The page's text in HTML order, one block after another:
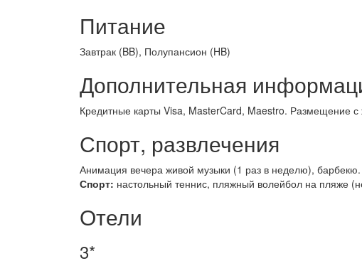
Питание
Завтрак (BB), Полупансион (HB)
Дополнительная
Кредитные карты Visa, MasterCard, Maestro. Размещение
Спорт, развлечения
Анимация вечера живой музыки (1 раз в неделю), барбекю.
Спорт: настольный теннис, пляжный волейбол на пляже
Отели
3*